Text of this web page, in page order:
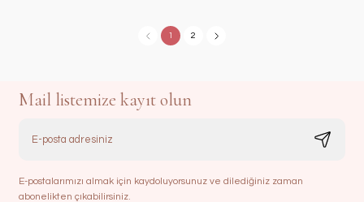
1 2
Mail listemize kayıt olun
E-postalarımızı almak için kaydoluyorsunuz ve dilediğiniz zaman
abonelikten çıkabilirsiniz.